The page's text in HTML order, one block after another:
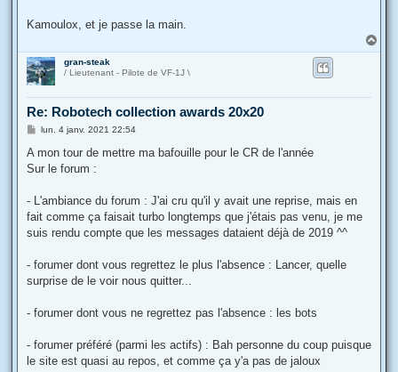
Kamoulox, et je passe la main.
a
gran-steak
/ Lieutenant - Pilote de VF-1J \
Re: Robotech collection awards 20x20
M
s
a
lun. 4 janv. 2021 22:54
A mon tour de mettre ma bafouille pour le CR de l'année
Sur le forum :
- L'ambiance du forum : J'ai cru qu'il y avait une reprise, mais en
fait comme ça faisait turbo longtemps que j'étais pas venu, je me
suis rendu compte que les messages dataient déjà de 2019 ^^
- forumer dont vous regrettez le plus l'absence : Lancer, quelle
surprise de le voir nous quitter...
- forumer dont vous ne regrettez pas l'absence : les bots
- forumer préféré (parmi les actifs) : Bah personne du coup puisque
le site est quasi au repos, et comme ça y'a pas de jaloux